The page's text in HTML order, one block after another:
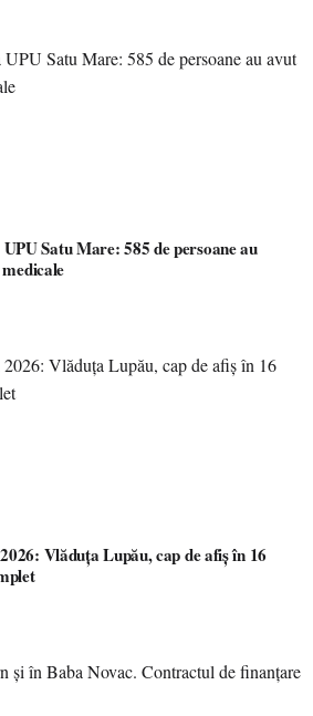
Satu Mare: 585 de persoane au
Vlăduța Lupău, cap de afiș în 16